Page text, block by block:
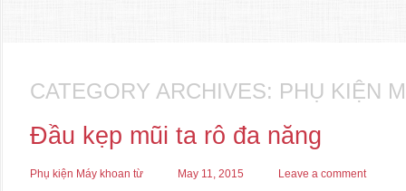
CATEGORY ARCHIVES: PHỤ KIỆN
Đầu kẹp mũi ta rô đa năng
Phụ kiện Máy khoan từ May 11, 2015 Leave a comment